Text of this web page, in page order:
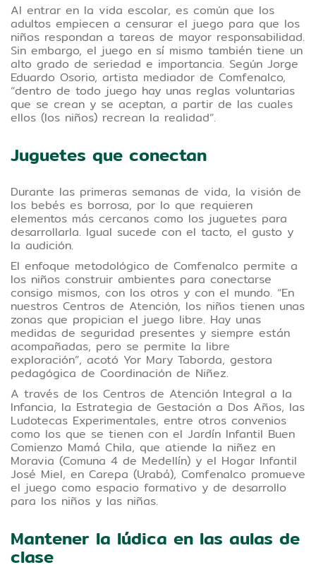
Al entrar en la vida escolar, es común que los
adultos empiecen a censurar el juego para que los
niños respondan a tareas de mayor responsabilidad.
Sin embargo, el juego en sí mismo también tiene un
alto grado de seriedad e importancia. Según Jorge
Eduardo Osorio, artista mediador de Comfenalco,
“dentro de todo juego hay unas reglas voluntarias
que se crean y se aceptan, a partir de las cuales
ellos (los niños) recrean la realidad”.
Juguetes que conectan
Durante las primeras semanas de vida, la visión de
los bebés es borrosa, por lo que requieren
elementos más cercanos como los juguetes para
desarrollarla. Igual sucede con el tacto, el gusto y
la audición.
El enfoque metodológico de Comfenalco permite a
los niños construir ambientes para conectarse
consigo mismos, con los otros y con el mundo. “En
nuestros Centros de Atención, los niños tienen unas
zonas que propician el juego libre. Hay unas
medidas de seguridad presentes y siempre están
acompañadas, pero se permite la libre
exploración”, acotó Yor Mary Taborda, gestora
pedagógica de Coordinación de Niñez.
A través de los Centros de Atención Integral a la
Infancia, la Estrategia de Gestación a Dos Años, las
Ludotecas Experimentales, entre otros convenios
como los que se tienen con el Jardín Infantil Buen
Comienzo Mamá Chila, que atiende la niñez en
Moravia (Comuna 4 de Medellín) y el Hogar Infantil
José Miel, en Carepa (Urabá), Comfenalco promueve
el juego como espacio formativo y de desarrollo
para los niños y las niñas.
Mantener la lúdica en las aulas de
clase